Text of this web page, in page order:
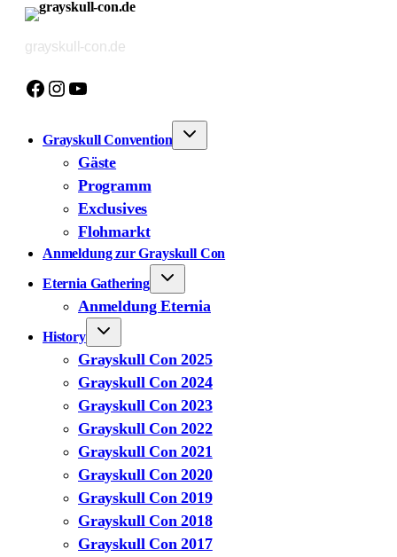
Zum
springen
grayskull-con.de
Facebook
Instagram
YouTube
Grayskull Convention
Gäste
Programm
Exclusives
Flohmarkt
Anmeldung zur Grayskull Con
Eternia Gathering
Anmeldung Eternia
History
Grayskull Con 2025
Grayskull Con 2024
Grayskull Con 2023
Grayskull Con 2022
Grayskull Con 2021
Grayskull Con 2020
Grayskull Con 2019
Grayskull Con 2018
Grayskull Con 2017